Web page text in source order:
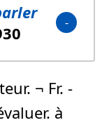
¬ Fr. -
à